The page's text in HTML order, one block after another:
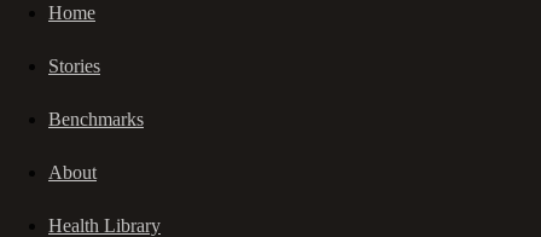
Home
Stories
Benchmarks
About
Health Library